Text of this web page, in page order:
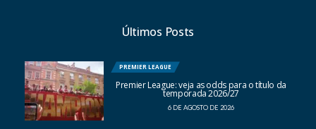
Últimos Posts
PREMIER LEAGUE
Premier League: veja as odds para o título da
temporada 2026/27
6 DE AGOSTO DE 2026